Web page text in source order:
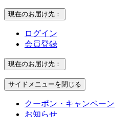
現在のお届け先：
ログイン
会員登録
現在のお届け先：
サイドメニューを閉じる
クーポン・キャンペーン
お知らせ